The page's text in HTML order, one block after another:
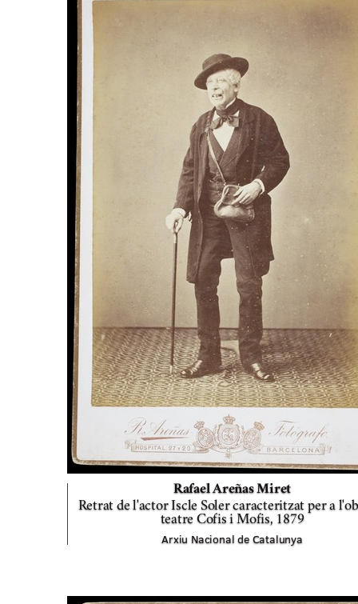
Rafael Areñas Miret
Retrat de l'actor Iscle Soler caracteritzat per a
teatre Cofis i Mofis, 1879
Arxiu Nacional de Catalunya